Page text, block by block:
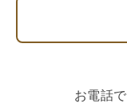
お電話